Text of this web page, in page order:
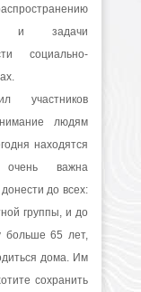
и задачи
социально-
участников
людям
находятся
очень важна
до всех:
группы, и до
больше 65 лет,
дома. Им
сохранить